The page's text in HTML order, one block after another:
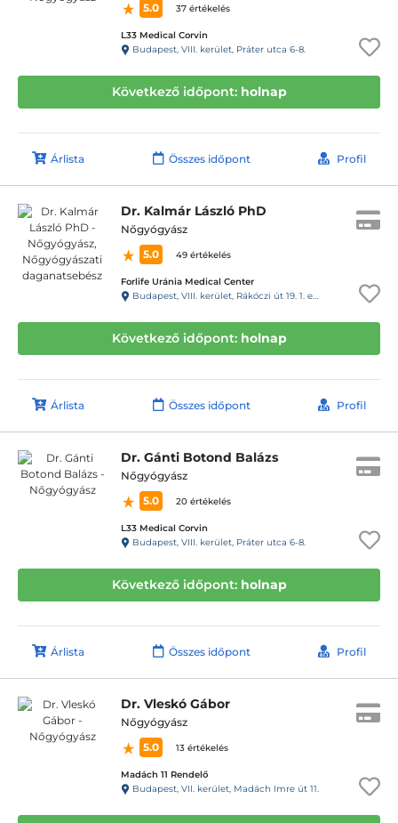
5.0
37 értékelés
L33 Medical Corvin
Budapest, VIII. kerület, Práter utca 6-8.
Következő időpont: holnap
Árlista Összes időpont Profil
Dr. Kalmár László PhD
Nőgyógyász
5.0
49 értékelés
Forlife Uránia Medical Center
Budapest, VIII. kerület, Rákóczi út 19. 1. emelet 9. 88-as kapucsengő
Következő időpont: holnap
Árlista Összes időpont Profil
Dr. Gánti Botond Balázs
Nőgyógyász
5.0
20 értékelés
L33 Medical Corvin
Budapest, VIII. kerület, Práter utca 6-8.
Következő időpont: holnap
Árlista Összes időpont Profil
Dr. Vleskó Gábor
Nőgyógyász
5.0
13 értékelés
Madách 11 Rendelő
Budapest, VII. kerület, Madách Imre út 11.